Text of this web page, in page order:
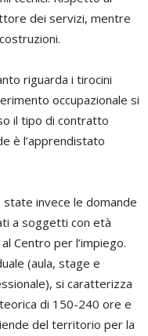
dei servizi, mentre
riguarda i tirocini
occupazionale si
il tipo di contratto
è l’apprendistato
state invece le domande
a soggetti con età
Centro per l’impiego.
(aula, stage e
si caratterizza
di 150-240 ore e
del territorio per la